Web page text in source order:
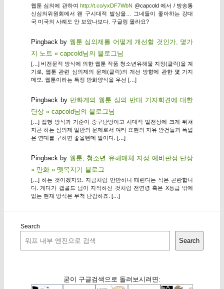
웹툰 심의에 관하여http://t.co/yxDF7WbN @capcold 에서 / 방송통
신심의위원회에서 왠 구시대적 발상을… 그네들이 좋아하는 강대
국 미국의 사례도 안 보았나보다. 구글링 몰라요?
Pingback by 웹툰 심의제를 어떻게 개선할 것인가, 몇가
지 노트 « capcold님의 블로그님
[…] 비전문적 방식에 의한 웹툰 작품 청소년유해물 지정(클릭)을 계
기로, 웹툰 관련 심의제의 문제(클릭)의 개선 방향에 관한 몇 가지
메모. 웹툰이라는 특정 만화양식을 우선 […]
Pingback by 만화계의 웹툰 심의 반대 기자회견에 대한
단상 « capcold님의 블로그님
[…] 집행 방식과 기준이 중구난방이고 시대적 발전상에 크게 뒤쳐
지곤 하는 심의제 일반의 문제로서 여타 표현의 자유 안건들과 폭넓
은 연대를 구하면 좋을텐데 말이다. […]
Pingback by 웹툰, 청소년 유해매체 지정 예비판정 단상
» 만화 » 뗏목지기 블로그
[…] 하는 것이겠지요. 지금처럼 만만하니 때린다는 식은 곤란합니
다. 게다가 캡콜드 님이 지적하신 것처럼 전연령 혹은 X등급 밖에
없는 현재 방식은 무척 난감하죠. […]
Search
Search
굳이 구글검색으로 돌려보시려면: